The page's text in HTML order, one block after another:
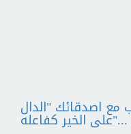
اصدقائك "الدال
على الخير كفاعله"...